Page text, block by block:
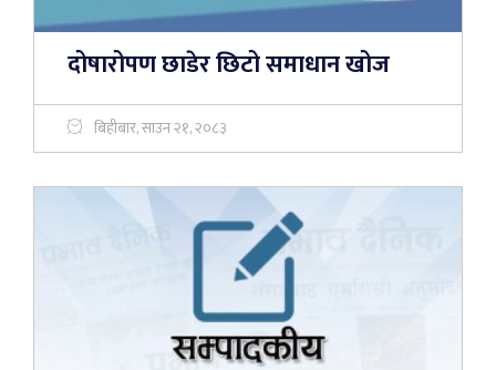
दोषारोपण छाडेर छिटो समाधान खोज
बिहीबार, साउन २१, २०८३